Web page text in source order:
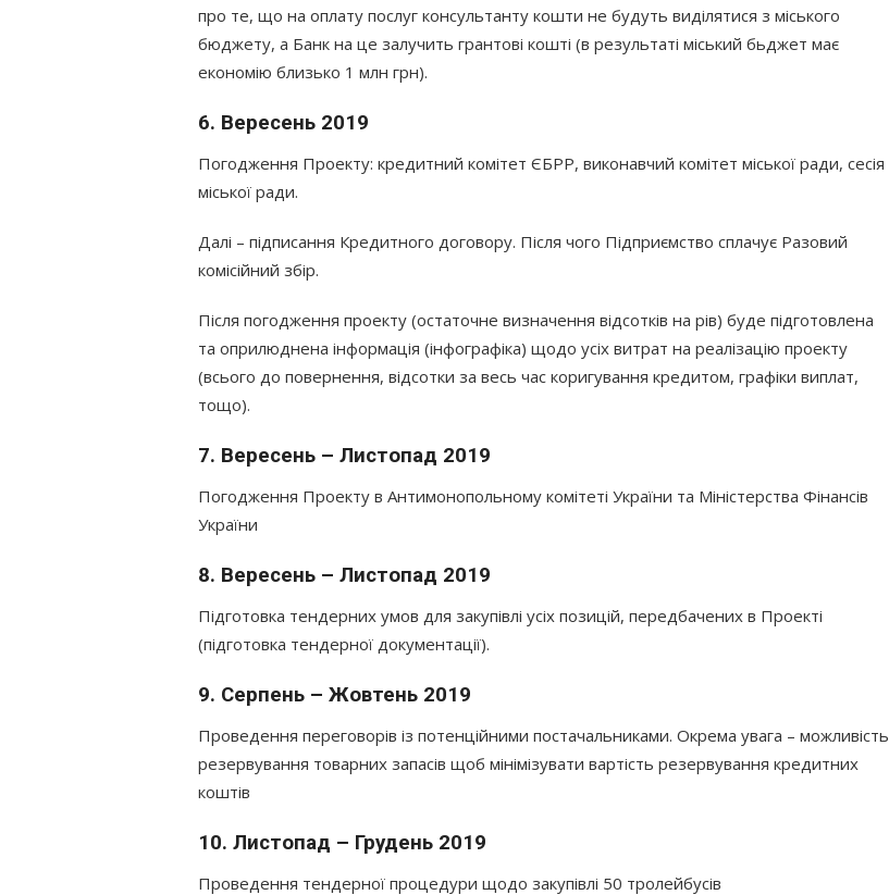
про те, що на оплату послуг консультанту кошти не будуть виділятися з міського
бюджету, а Банк на це залучить грантові кошті (в результаті міський бьджет має
економію близько 1 млн грн).
6. Вересень 2019
Погодження Проекту: кредитний комітет ЄБРР, виконавчий комітет міської ради, сесія
міської ради.
Далі – підписання Кредитного договору. Після чого Підприємство сплачує Разовий
комісійний збір.
Після погодження проекту (остаточне визначення відсотків на рів) буде підготовлена
та оприлюднена інформація (інфографіка) щодо усіх витрат на реалізацію проекту
(всього до повернення, відсотки за весь час коригування кредитом, графіки виплат,
тощо).
7. Вересень – Листопад 2019
Погодження Проекту в Антимонопольному комітеті України та Міністерства Фінансів
України
8. Вересень – Листопад 2019
Підготовка тендерних умов для закупівлі усіх позицій, передбачених в Проекті
(підготовка тендерної документації).
9. Серпень – Жовтень 2019
Проведення переговорів із потенційними постачальниками. Окрема увага – можливість
резервування товарних запасів щоб мінімізувати вартість резервування кредитних
коштів
10. Листопад – Грудень 2019
Проведення тендерної процедури щодо закупівлі 50 тролейбусів